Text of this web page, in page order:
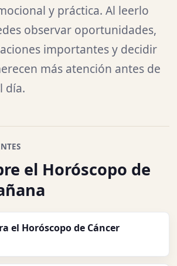
y práctica. Al leerlo
observar oportunidades,
importantes y decidir
más atención antes de
día.
el Horóscopo de
el Horóscopo de Cáncer